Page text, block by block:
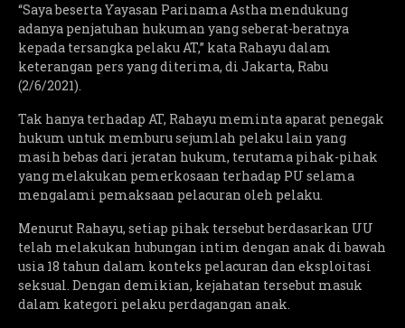
“Saya beserta Yayasan Parinama Astha mendukung
adanya penjatuhan hukuman yang seberat-beratnya
kepada tersangka pelaku AT,” kata Rahayu dalam
keterangan pers yang diterima, di Jakarta, Rabu
(2/6/2021).
Tak hanya terhadap AT, Rahayu meminta aparat penegak
hukum untuk memburu sejumlah pelaku lain yang
masih bebas dari jeratan hukum, terutama pihak-pihak
yang melakukan pemerkosaan terhadap PU selama
mengalami pemaksaan pelacuran oleh pelaku.
Menurut Rahayu, setiap pihak tersebut berdasarkan UU
telah melakukan hubungan intim dengan anak di bawah
usia 18 tahun dalam konteks pelacuran dan eksploitasi
seksual. Dengan demikian, kejahatan tersebut masuk
dalam kategori pelaku perdagangan anak.